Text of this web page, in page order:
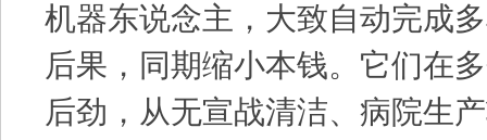
机器东说念主，大致自动完成
后果，同期缩小本钱。它们在
后劲，从无宣战清洁、病院生